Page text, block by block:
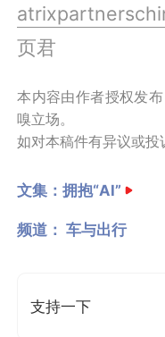
页君
本内容由作者授权发
嗅立场。
如对本稿件有异议或投
文集：拥抱“AI”
频道： 车与出行
支持一下